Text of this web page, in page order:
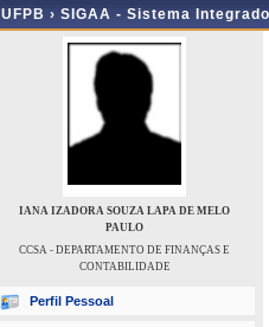
UFPB › SIGAA - Sistema
IANA IZADORA SOUZA LAPA DE MELO
PAULO
CCSA - DEPARTAMENTO DE FINANÇAS E
CONTABILIDADE
Perfil Pessoal